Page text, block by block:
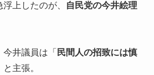
上したのが、
自民党の今井絵理
井議員は「 民間人の招致には慎
と主張。